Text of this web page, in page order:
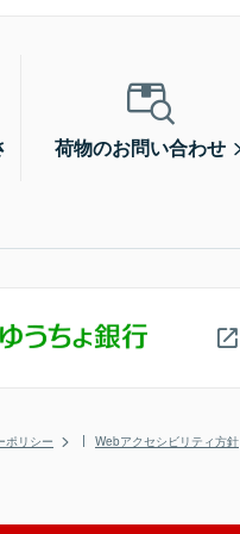
荷物のお問い合わせ
ポリシー Webアクセシビリティ方針